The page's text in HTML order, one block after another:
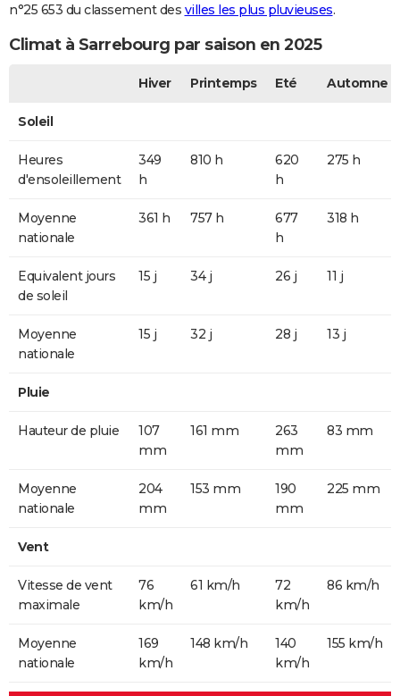
n°25 653 du classement des villes les plus pluvieuses.
Climat à Sarrebourg par saison en 2025
Hiver Printemps Eté Automne
Soleil
Heures
d'ensoleillement
349
h
810 h
620
h
275 h
Moyenne
nationale
361 h 757 h
677
h
318 h
Equivalent jours
de soleil
15 j 34 j 26 j 11 j
Moyenne
nationale
15 j 32 j 28 j 13 j
Pluie
Hauteur de pluie
107
mm
161 mm
263
mm
83 mm
Moyenne
nationale
204
mm
153 mm
190
mm
225 mm
Vent
Vitesse de vent
maximale
76
km/h
61 km/h
72
km/h
86 km/h
Moyenne
nationale
169
km/h
148 km/h
140
km/h
155 km/h